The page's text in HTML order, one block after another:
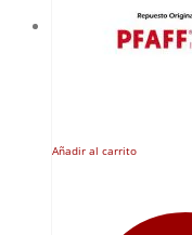
Añadir al carrito